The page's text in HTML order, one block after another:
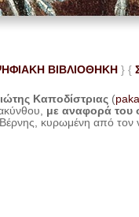
ΒΙΒΛΙΟΘΗΚΗ } {
Καποδίστριας (
με αναφορά του
Βέρνης, κυρωμένη από τον